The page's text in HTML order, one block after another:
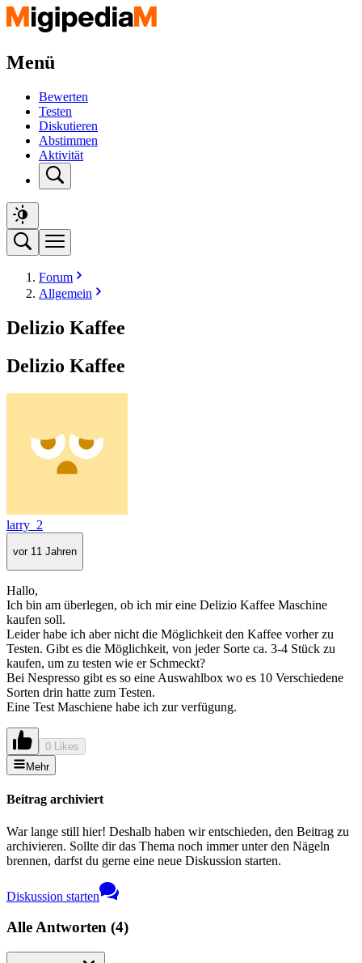
Menü
Bewerten
Testen
Diskutieren
Abstimmen
Aktivität
Forum
Allgemein
Delizio Kaffee
Delizio Kaffee
larry_2
vor 11 Jahren
Hallo,
Ich bin am überlegen, ob ich mir eine Delizio Kaffee Maschine
kaufen soll.
Leider habe ich aber nicht die Möglichkeit den Kaffee vorher zu
Testen. Gibt es die Möglichkeit, von jeder Sorte ca. 3-4 Stück zu
kaufen, um zu testen wie er Schmeckt?
Bei Nespresso gibt es so eine Auswahlbox wo es 10 Verschiedene
Sorten drin hatte zum Testen.
Eine Test Maschiene habe ich zur verfügung.
0 Likes
Mehr
Beitrag archiviert
War lange still hier! Deshalb haben wir entschieden, den Beitrag zu
archivieren. Sollte dir das Thema noch immer unter den Nägeln
brennen, darfst du gerne eine neue Diskussion starten.
Diskussion starten
Alle Antworten (4)